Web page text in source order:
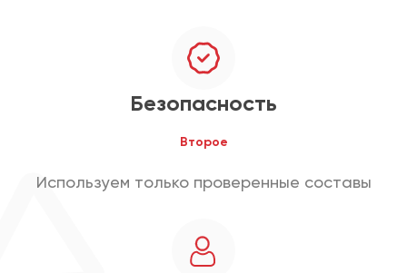
Безопасность
Второе
Используем только проверенные составы